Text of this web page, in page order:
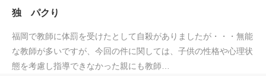
独 パクり
福岡で教師に体罰を受けたとして自殺がありましたが・・・無能
な教師が多いですが、今回の件に関しては、子供の性格や心理状
態を考慮し指導できなかった親にも教師…